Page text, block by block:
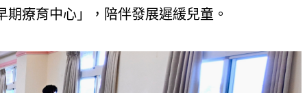
療育中心」，陪伴發展遲緩兒童。